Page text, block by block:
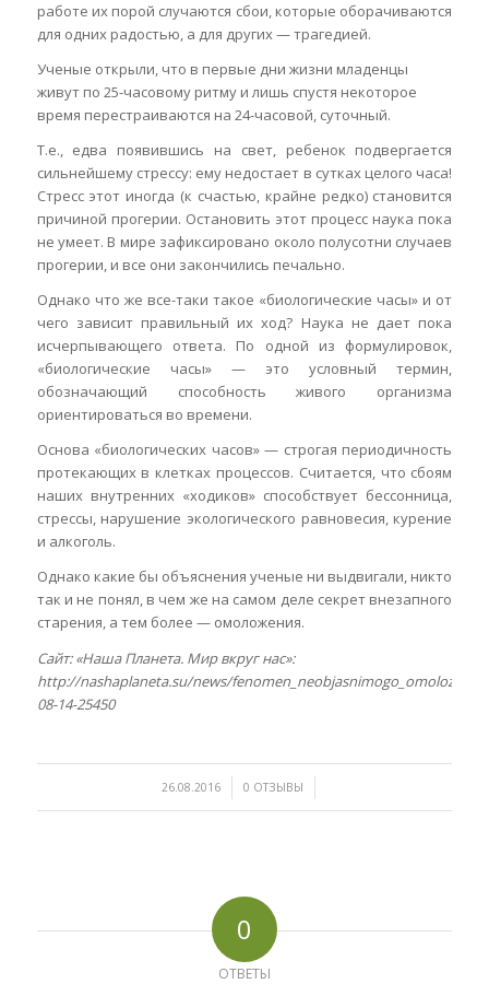
работе их порой случаются сбои, которые оборачиваются
для одних радостью, а для других — трагедией.
Ученые открыли, что в первые дни жизни младенцы
живут по 25-часовому ритму и лишь спустя некоторое
время перестраиваются на 24-часовой, суточный.
Т.е., едва появившись на свет, ребенок подвергается
сильнейшему стрессу: ему недостает в сутках целого часа!
Стресс этот иногда (к счастью, крайне редко) становится
причиной прогерии. Остановить этот процесс наука пока
не умеет. В мире зафиксировано около полусотни случаев
прогерии, и все они закончились печально.
Однако что же все-таки такое «биологические часы» и от
чего зависит правильный их ход? Наука не дает пока
исчерпывающего ответа. По одной из формулировок,
«биологические часы» — это условный термин,
обозначающий способность живого организма
ориентироваться во времени.
Основа «биологических часов» — строгая периодичность
протекающих в клетках процессов. Считается, что сбоям
наших внутренних «ходиков» способствует бессонница,
стрессы, нарушение экологического равновесия, курение
и алкоголь.
Однако какие бы объяснения ученые ни выдвигали, никто
так и не понял, в чем же на самом деле секрет внезапного
старения, а тем более — омоложения.
Сайт: «Наша Планета. Мир вкруг нас»:
http://nashaplaneta.su/news/
08-14-25450
26.08.2016
/ 0 ОТЗЫВЫ
/
0
ОТВЕТЫ